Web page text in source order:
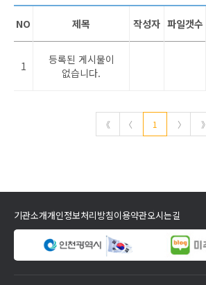
NO 제목 작성자 파일갯수
1
등록된 게시물이
없습니다.
《 〈 1 〉 》
기관소개개인정보처리방침이용약관오시는길